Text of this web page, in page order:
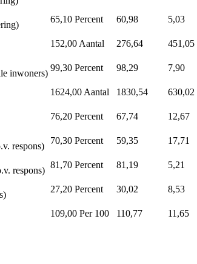
65,10 Percent 60,98 5,03
152,00 Aantal 276,64 451,05
inwoners)
99,30 Percent 98,29 7,90
1624,00 Aantal 1830,54 630,02
76,20 Percent 67,74 12,67
respons)
70,30 Percent 59,35 17,71
respons)
81,70 Percent 81,19 5,21
27,20 Percent 30,02 8,53
109,00 Per 100 110,77 11,65